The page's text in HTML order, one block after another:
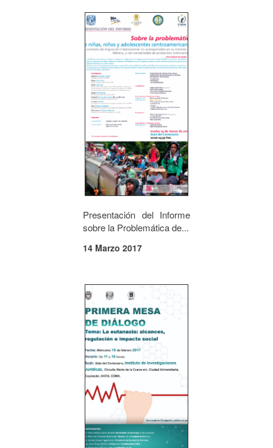
Presentación del Informe
sobre la Problemática de...
14 Marzo 2017